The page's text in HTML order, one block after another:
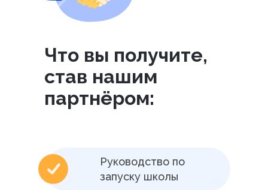
Что вы получите,
став нашим
партнёром:
Руководство по
запуску школы